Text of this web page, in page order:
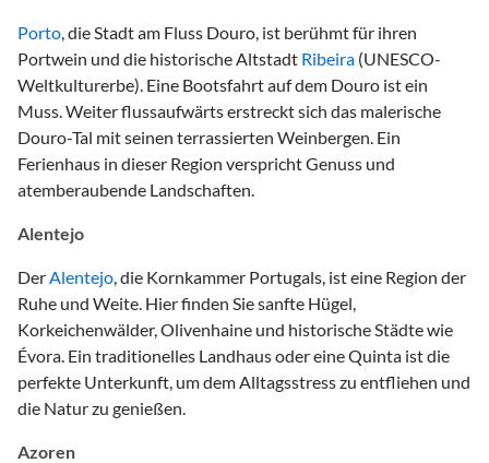
Porto , die Stadt am Fluss Douro, ist berühmt für ihren
Portwein und die historische Altstadt Ribeira (UNESCO-
Weltkulturerbe). Eine Bootsfahrt auf dem Douro ist ein
Muss. Weiter flussaufwärts erstreckt sich das malerische
Douro-Tal mit seinen terrassierten Weinbergen. Ein
Ferienhaus in dieser Region verspricht Genuss und
atemberaubende Landschaften.
Alentejo
Der Alentejo , die Kornkammer Portugals, ist eine Region der
Ruhe und Weite. Hier finden Sie sanfte Hügel,
Korkeichenwälder, Olivenhaine und historische Städte wie
Évora. Ein traditionelles Landhaus oder eine Quinta ist die
perfekte Unterkunft, um dem Alltagsstress zu entfliehen und
die Natur zu genießen.
Azoren